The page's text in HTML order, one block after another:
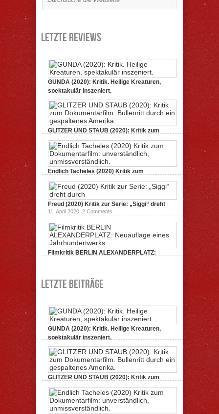
Letzte Reviews
GUNDA (2020): Kritik. Heilige Kreaturen,
spektakulär inszeniert.
GLITZER UND STAUB (2020): Kritik zum
Dokumentarfilm.
3. Oktober 2020,2 Comments
Endlich Tacheles (2020) Kritik zum
Dokumentarfilm: unverständlich,
19. Mai 2020,0 Comments
Freud (2020) Kritik zur Serie: „Siggi“ dreht
11. April 2020, 2 Comments
Filmkritik BERLIN ALEXANDERPLATZ:
Letzte Beiträge
GUNDA (2020): Kritik. Heilige Kreaturen,
spektakulär inszeniert.
GLITZER UND STAUB (2020): Kritik zum
Dokumentarfilm. Bullenritt durch ein
gespaltenes Amerika.
3. Oktober 2020,2 Comments